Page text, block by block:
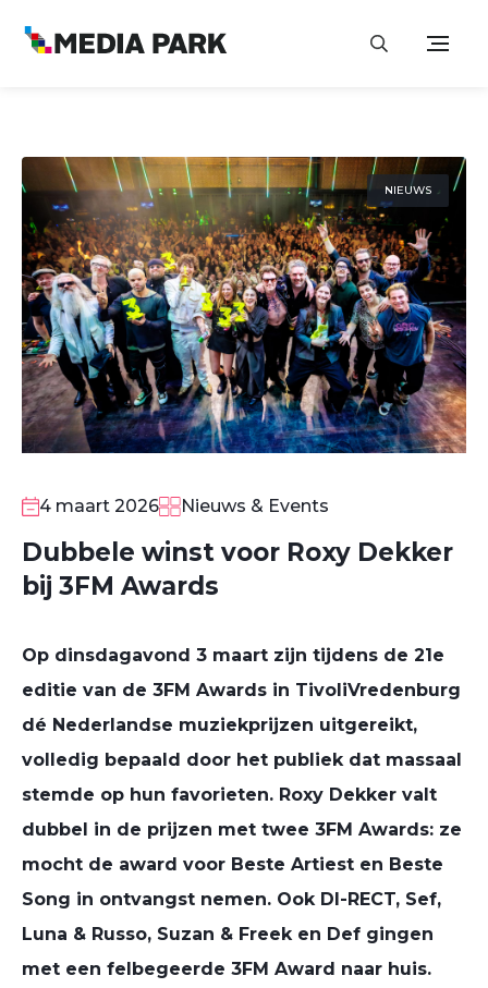
NIEUWS
4 maart 2026 Nieuws & Events
Dubbele winst voor Roxy Dekker
bij 3FM Awards
Op dinsdagavond 3 maart zijn tijdens de 21e
editie van de 3FM Awards in TivoliVredenburg
dé Nederlandse muziekprijzen uitgereikt,
volledig bepaald door het publiek dat massaal
stemde op hun favorieten. Roxy Dekker valt
dubbel in de prijzen met twee 3FM Awards: ze
mocht de award voor Beste Artiest en Beste
Song in ontvangst nemen. Ook DI-RECT, Sef,
Luna & Russo, Suzan & Freek en Def gingen
met een felbegeerde 3FM Award naar huis.